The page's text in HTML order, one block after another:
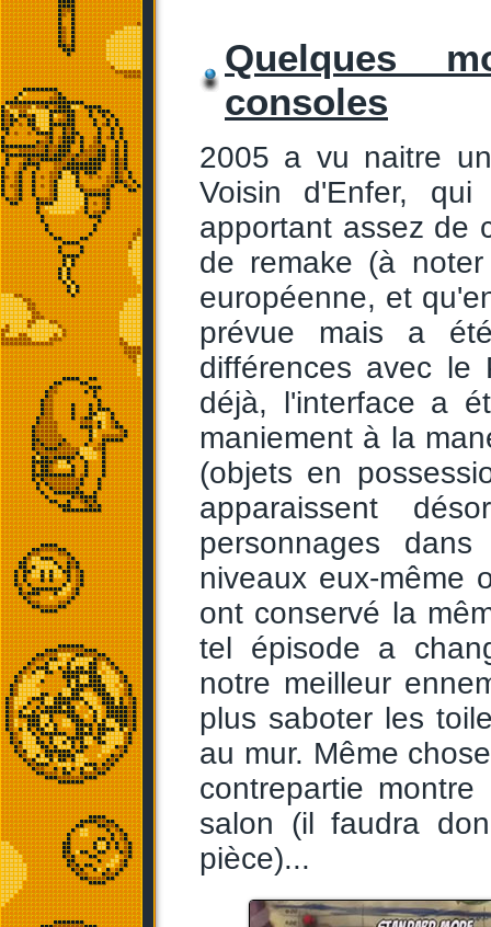
Quelques
consoles
2005 a vu naitre
Voisin d'Enfer,
apportant assez de
de remake (à
européenne, et
prévue mais a
différences avec le
déjà, l'interface a
maniement à la
(objets en
apparaissent
personnages
niveaux eux-même
ont conservé la
tel épisode a
notre meilleur
plus saboter les
au mur. Même
contrepartie
salon (il faudra
pièce)...